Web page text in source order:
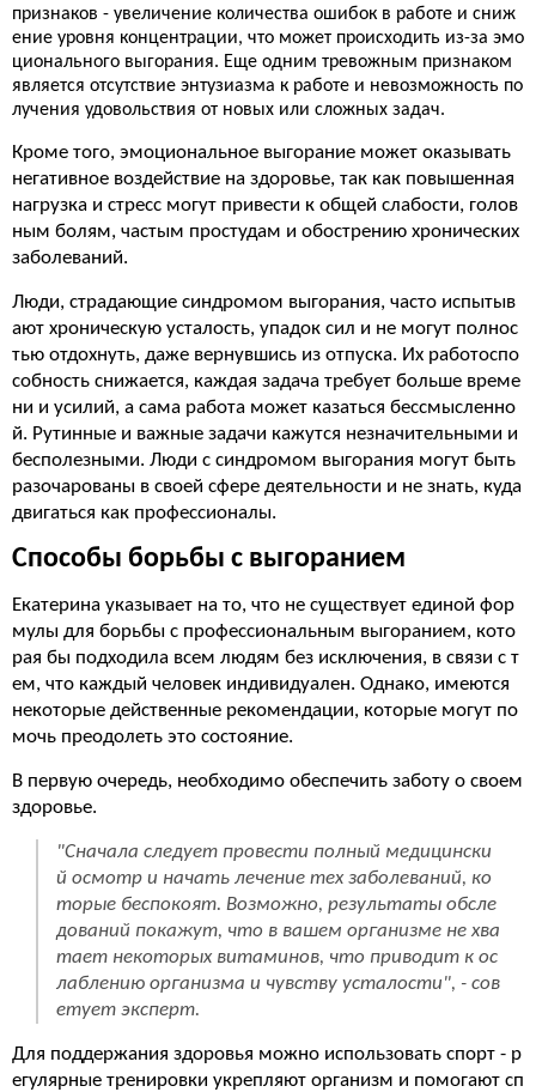
признаков - увеличение количества ошибок в работе и сниж
ение уровня концентрации, что может происходить из-за эмо
ционального выгорания. Еще одним тревожным признаком
является отсутствие энтузиазма к работе и невозможность по
лучения удовольствия от новых или сложных задач.
Кроме того, эмоциональное выгорание может оказывать
негативное воздействие на здоровье, так как повышенная
нагрузка и стресс могут привести к общей слабости, голов
ным болям, частым простудам и обострению хронических
заболеваний.
Люди, страдающие синдромом выгорания, часто испытыв
ают хроническую усталость, упадок сил и не могут полнос
тью отдохнуть, даже вернувшись из отпуска. Их работоспо
собность снижается, каждая задача требует больше време
ни и усилий, а сама работа может казаться бессмысленно
й. Рутинные и важные задачи кажутся незначительными и
бесполезными. Люди с синдромом выгорания могут быть
разочарованы в своей сфере деятельности и не знать, куда
двигаться как профессионалы.
Способы борьбы с выгоранием
Екатерина указывает на то, что не существует единой фор
мулы для борьбы с профессиональным выгоранием, кото
рая бы подходила всем людям без исключения, в связи с т
ем, что каждый человек индивидуален. Однако, имеются
некоторые действенные рекомендации, которые могут по
мочь преодолеть это состояние.
В первую очередь, необходимо обеспечить заботу о своем
здоровье.
"Сначала следует провести полный медицински
й осмотр и начать лечение тех заболеваний, ко
торые беспокоят. Возможно, результаты обсле
дований покажут, что в вашем организме не хва
тает некоторых витаминов, что приводит к ос
лаблению организма и чувству усталости", - сов
етует эксперт.
Для поддержания здоровья можно использовать спорт - р
егулярные тренировки укрепляют организм и помогают сп